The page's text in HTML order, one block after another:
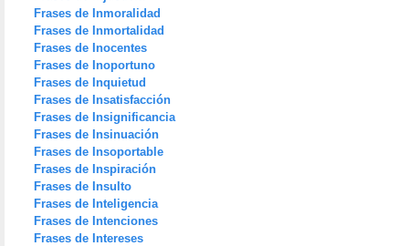
Frases de Inmoralidad
Frases de Inmortalidad
Frases de Inocentes
Frases de Inoportuno
Frases de Inquietud
Frases de Insatisfacción
Frases de Insignificancia
Frases de Insinuación
Frases de Insoportable
Frases de Inspiración
Frases de Insulto
Frases de Inteligencia
Frases de Intenciones
Frases de Intereses